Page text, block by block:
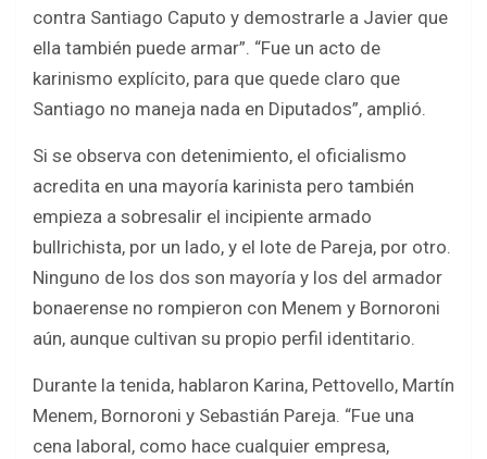
contra Santiago Caputo y demostrarle a Javier que
ella también puede armar”. “Fue un acto de
karinismo explícito, para que quede claro que
Santiago no maneja nada en Diputados”, amplió.
Si se observa con detenimiento, el oficialismo
acredita en una mayoría karinista pero también
empieza a sobresalir el incipiente armado
bullrichista, por un lado, y el lote de Pareja, por otro.
Ninguno de los dos son mayoría y los del armador
bonaerense no rompieron con Menem y Bornoroni
aún, aunque cultivan su propio perfil identitario.
Durante la tenida, hablaron Karina, Pettovello, Martín
Menem, Bornoroni y Sebastián Pareja. “Fue una
cena laboral, como hace cualquier empresa,